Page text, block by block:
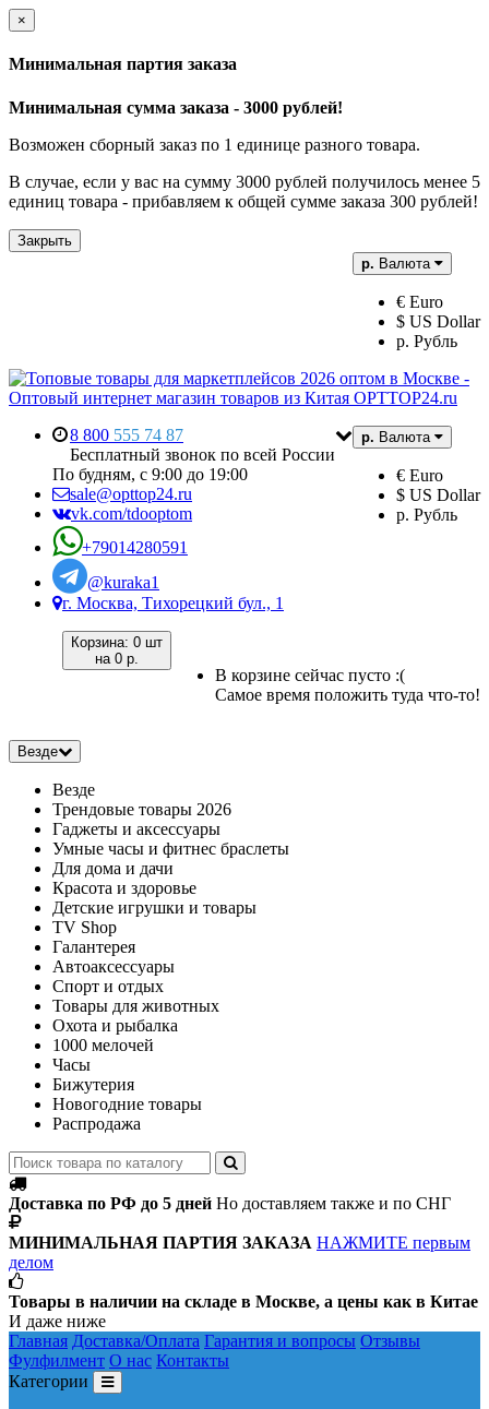
×
Минимальная партия заказа
Минимальная сумма заказа - 3000 рублей!
Возможен сборный заказ по 1 единице разного товара.
В случае, если у вас на сумму 3000 рублей получилось менее 5
единиц товара - прибавляем к общей сумме заказа 300 рублей!
Закрыть
р. Валюта
€ Euro
$ US Dollar
р. Рубль
р. Валюта
€ Euro
$ US Dollar
р. Рубль
8 800 555 74 87
Бесплатный звонок по всей России
По будням, с 9:00 до 19:00
sale@opttop24.ru
vk.com/tdooptom
+79014280591
@kuraka1
г. Москва, Тихорецкий бул., 1
Корзина: 0 шт
на 0 р.
В корзине сейчас пусто :(
Самое время положить туда что-то!
Везде
Везде
Трендовые товары 2026
Гаджеты и аксессуары
Умные часы и фитнес браслеты
Для дома и дачи
Красота и здоровье
Детские игрушки и товары
TV Shop
Галантерея
Автоаксессуары
Спорт и отдых
Товары для животных
Охота и рыбалка
1000 мелочей
Часы
Бижутерия
Новогодние товары
Распродажа
Доставка по РФ до 5 дней Но доставляем также и по СНГ
МИНИМАЛЬНАЯ ПАРТИЯ ЗАКАЗА НАЖМИТЕ первым
делом
Товары в наличии на складе в Москве, а цены как в Китае
И даже ниже
Главная Доставка/Оплата Гарантия и вопросы Отзывы
Фулфилмент О нас Контакты
Категории